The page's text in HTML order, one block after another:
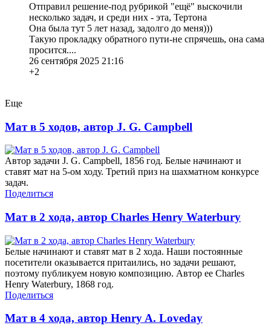
Отправил решение-под рубрикой "ещё" выскочили
несколько задач, и среди них - эта, Тертона
Она была тут 5 лет назад, задолго до меня)))
Такую прокладку обратного пути-не спрячешь, она сама
просится....
26 сентября 2025 21:16
+2
Еще
Мат в 5 ходов, автор J. G. Campbell
Автор задачи J. G. Campbell, 1856 год. Белые начинают и
ставят мат на 5-ом ходу. Третий приз на шахматном конкурсе
задач.
Поделиться
Мат в 2 хода, автор Charles Henry Waterbury
Белые начинают и ставят мат в 2 хода. Наши постоянные
посетители оказывается притаились, но задачи решают,
поэтому публикуем новую композицию. Автор ее Charles
Henry Waterbury, 1868 год.
Поделиться
Мат в 4 хода, автор Henry A. Loveday